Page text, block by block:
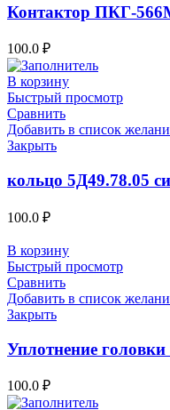
Контактор ПКГ-
100.0 ₽
В корзину
Быстрый просмотр
Сравнить
Добавить в список
Закрыть
кольцо 5Д49.78.05
100.0 ₽
В корзину
Быстрый просмотр
Сравнить
Добавить в список
Закрыть
Уплотнение
100.0 ₽